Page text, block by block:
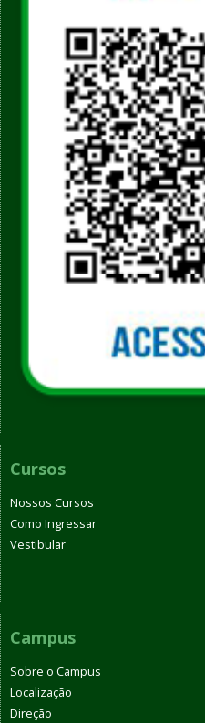
Cursos
Nossos Cursos
Como Ingressar
Vestibular
Campus
Sobre o Campus
Localização
Direção